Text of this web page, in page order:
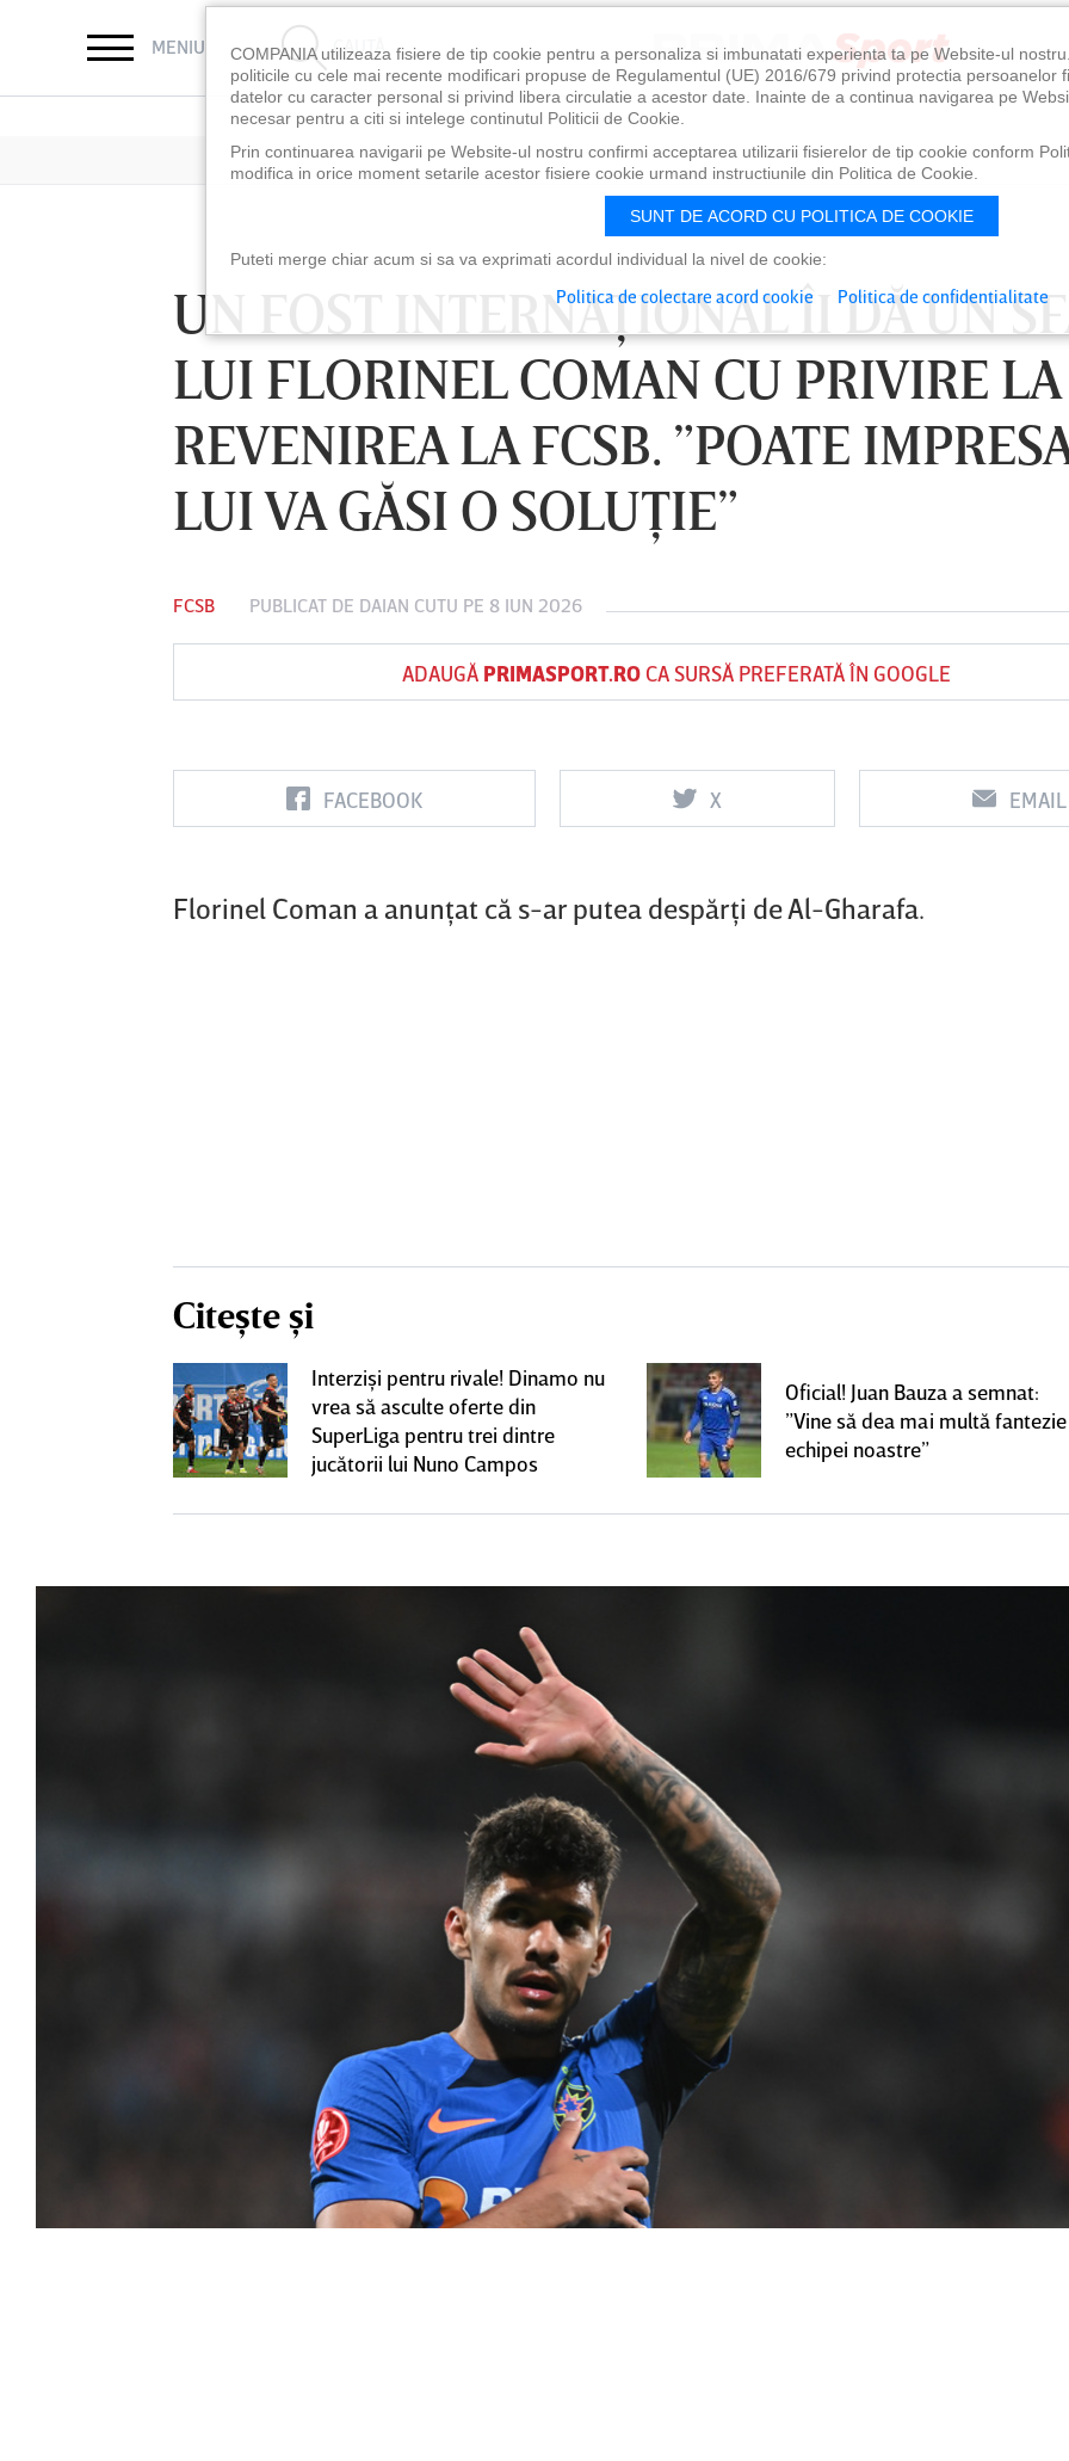
MENIU CAUTĂ
UN FOST INTERNAŢIONAL ÎI DĂ UN
LUI FLORINEL COMAN CU PRIVIRE LA
REVENIREA LA FCSB. ”POATE
LUI VA GĂSI O SOLUŢIE”
FCSB PUBLICAT DE DAIAN CUTU PE 8 IUN 2026
ADAUGĂ PRIMASPORT.ROCA SURSĂ PREFERATĂ ÎN GOOGLE
FACEBOOK X EMAIL
Florinel Coman a anunţat că s-ar putea despărţi de Al-Gharafa.
Citește și
Interzişi pentru rivale! Dinamo nu
vrea să asculte oferte din
SuperLiga pentru trei dintre
jucătorii lui Nuno Campos
Oficial! Juan Bauza a semnat:
”Vine să dea mai multă fantezie
echipei noastre”
LUNI 10 AUG, 18:30
FC Botoşani
Vs
Corvinul
LUNI 10 AUG, 21:30
Sepsi OSK Sf
Vs
FCSB UTA Arad
Vs
Rapid
COMPANIA utilizeaza fisiere de tip cookie pentru a personaliza si imbunatati experienta ta pe Website-ul
politicile cu cele mai recente modificari propuse de Regulamentul (UE) 2016/679 privind protectia persoanelor
datelor cu caracter personal si privind libera circulatie a acestor date. Inainte de a continua navigarea pe
necesar pentru a citi si intelege continutul Politicii de Cookie.
Prin continuarea navigarii pe Website-ul nostru confirmi acceptarea utilizarii fisierelor de tip cookie conform
modifica in orice moment setarile acestor fisiere cookie urmand instructiunile din Politica de Cookie.
SUNT DE ACORD CU POLITICA DE COOKIE
Puteti merge chiar acum si sa va exprimati acordul individual la nivel de cookie:
Politica de colectare acord cookie Politica de confidentialitate